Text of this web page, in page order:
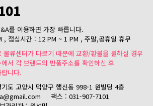
를 이용하면 가장 빠릅니다.
, 점심시간 : 12 PM ~ 1 PM , 주말,공휴일 휴무
물류센터가 다르기 때문에 교환/환불을 원하실 경우
서 각 브랜드의 반품주소를 확인하신 후
니다.
기도 고양시 덕양구 행신동 998-1 원빌딩 4층
팩스 : 031-907-7101